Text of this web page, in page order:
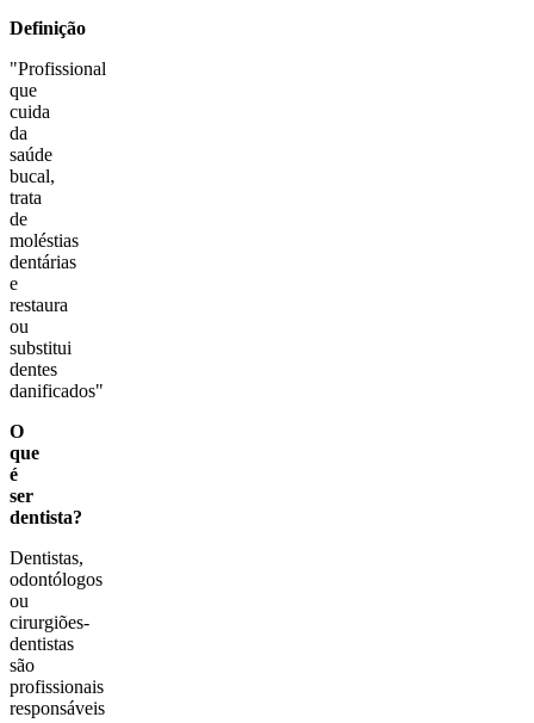
Definição
"Profissional
que
cuida
da
saúde
bucal,
trata
de
moléstias
dentárias
e
restaura
ou
substitui
dentes
danificados"
O
que
é
ser
dentista?
Dentistas,
odontólogos
ou
cirurgiões-
dentistas
são
profissionais
responsáveis